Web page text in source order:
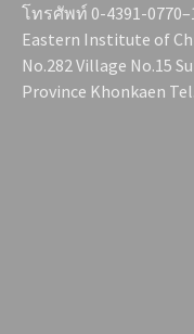
โทรศัพท์ 0-4391-
Eastern Institute of
No.282 Village No.15
Province Khonkaen